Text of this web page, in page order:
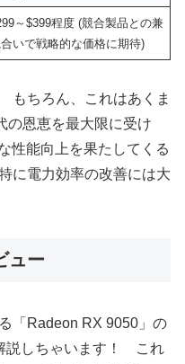
～$399程度 (競合製品との兼
いで戦略的な価格に期待)
もちろん、これはあくま
の恩恵を最大限に受け
性能向上を果たしてくる
に電力効率の改善には大
ュー
「Radeon RX 9050」の
説しちゃいます！ これ